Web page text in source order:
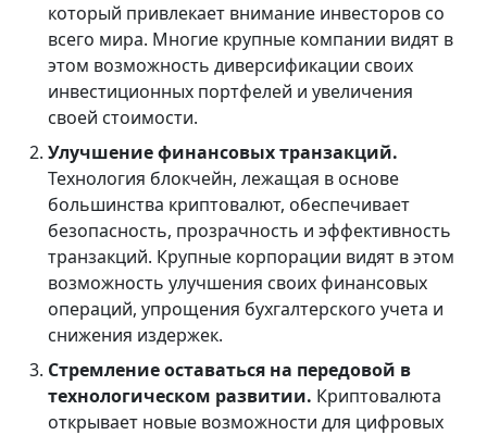
который привлекает внимание инвесторов со
всего мира. Многие крупные компании видят в
этом возможность диверсификации своих
инвестиционных портфелей и увеличения
своей стоимости.
Улучшение финансовых транзакций.
Технология блокчейн, лежащая в основе
большинства криптовалют, обеспечивает
безопасность, прозрачность и эффективность
транзакций. Крупные корпорации видят в этом
возможность улучшения своих финансовых
операций, упрощения бухгалтерского учета и
снижения издержек.
Стремление оставаться на передовой в
технологическом развитии. Криптовалюта
открывает новые возможности для цифровых